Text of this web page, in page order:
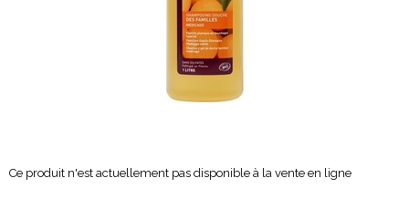
Ce produit n'est actuellement pas disponible à la vente en ligne